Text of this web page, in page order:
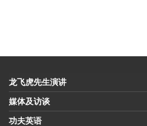
龙飞虎先生演讲
媒体及访谈
功夫英语